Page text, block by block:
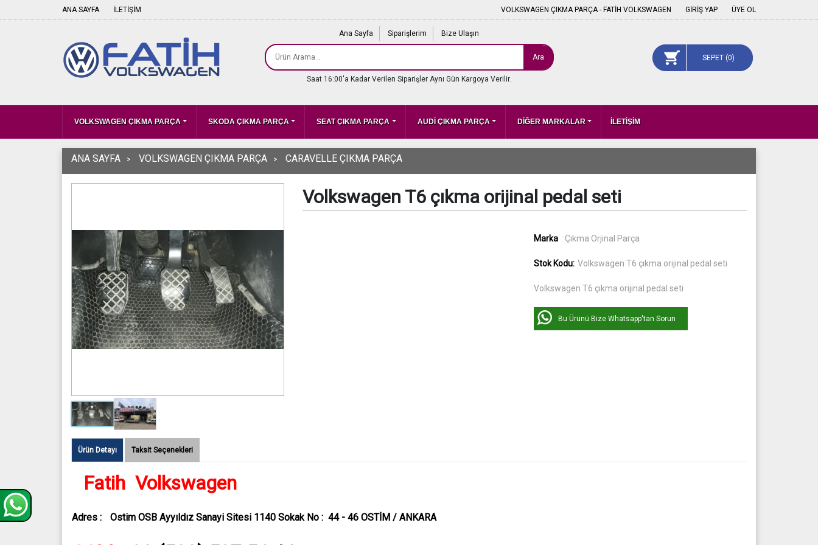
ANA SAYFA İLETİŞİM VOLKSWAGEN ÇIKMA PARÇA - FATİH VOLKSWAGEN GİRİŞ YAP ÜYE OL
Ana Sayfa Siparişlerim Bize Ulaşın
Ara
Saat 16:00'a Kadar Verilen Siparişler Aynı Gün Kargoya Verilir.
SEPET (0)
VOLKSWAGEN ÇIKMA PARÇA SKODA ÇIKMA PARÇA SEAT ÇIKMA PARÇA AUDİ ÇIKMA PARÇA DİĞER MARKALAR İLETİŞİM
ANA SAYFA VOLKSWAGEN ÇIKMA PARÇA CARAVELLE ÇIKMA PARÇA
Volkswagen T6 çıkma orijinal pedal seti
Marka : Çıkma Orjinal Parça
Stok Kodu: Volkswagen T6 çıkma orijinal pedal seti
Volkswagen T6 çıkma orijinal pedal seti
Bu Ürünü Bize Whatsapp'tan Sorun
Ürün Detayı Taksit Seçenekleri
Fatih Volkswagen
Adres : Ostim OSB Ayyıldız Sanayi Sitesi 1140 Sokak No : 44 - 46 OSTİM / ANKARA